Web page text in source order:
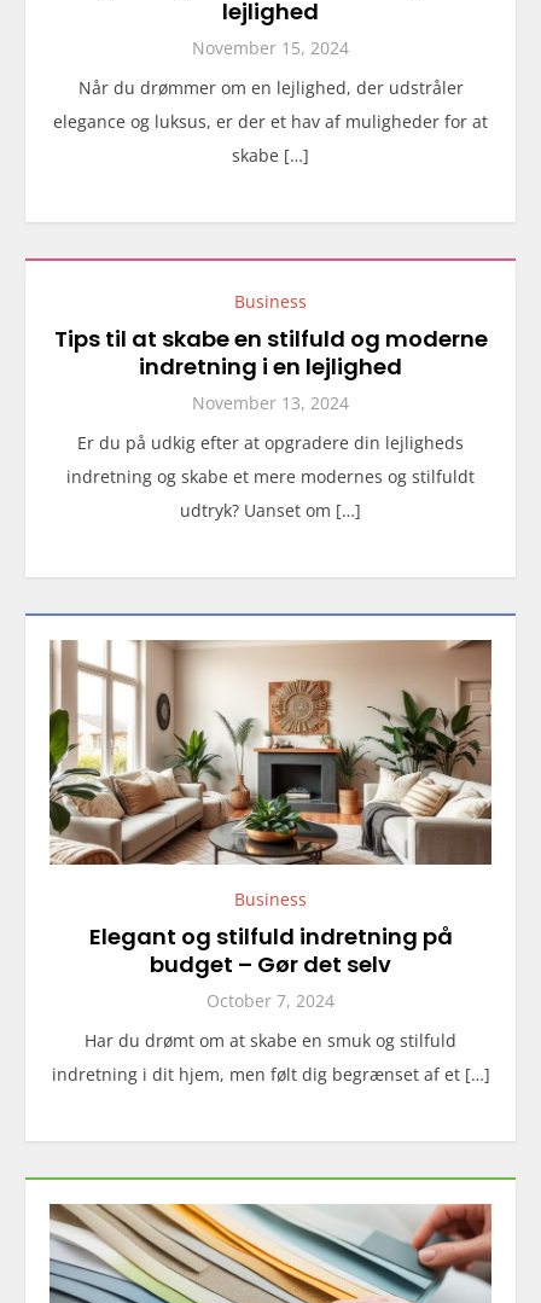
lejlighed
November 15, 2024
Når du drømmer om en lejlighed, der udstråler
elegance og luksus, er der et hav af muligheder for at
skabe […]
Business
Tips til at skabe en stilfuld og moderne
indretning i en lejlighed
November 13, 2024
Er du på udkig efter at opgradere din lejligheds
indretning og skabe et mere modernes og stilfuldt
udtryk? Uanset om […]
Business
Elegant og stilfuld indretning på
budget – Gør det selv
October 7, 2024
Har du drømt om at skabe en smuk og stilfuld
indretning i dit hjem, men følt dig begrænset af et […]